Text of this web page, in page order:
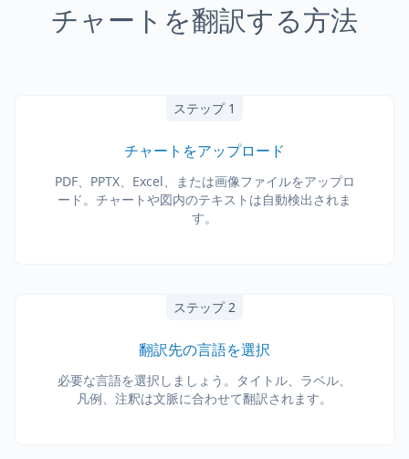
チャートを翻訳する方法
ステップ 1
チャートをアップロード
PDF、PPTX、Excel、または画像ファイルをアップロ
ード。チャートや図内のテキストは自動検出されま
す。
ステップ 2
翻訳先の言語を選択
必要な言語を選択しましょう。タイトル、ラベル、
凡例、注釈は文脈に合わせて翻訳されます。